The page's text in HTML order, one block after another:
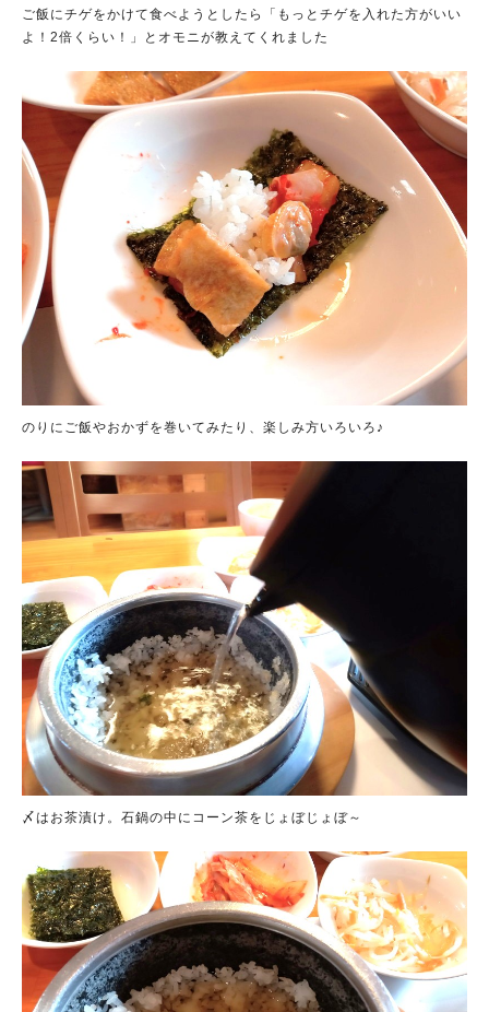
ご飯にチゲをかけて食べようとしたら「もっとチゲを入れた方がいい
よ！2倍くらい！」とオモニが教えてくれました
のりにご飯やおかずを巻いてみたり、楽しみ方いろいろ♪
〆はお茶漬け。石鍋の中にコーン茶をじょぼじょぼ～